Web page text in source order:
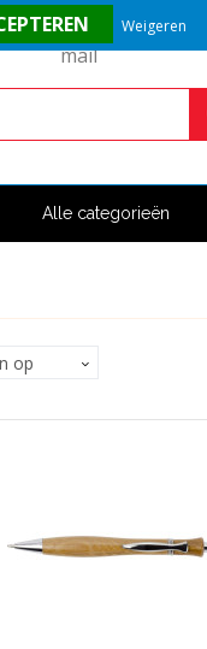
Vragen? Bel
Alle categorieën
Weigeren